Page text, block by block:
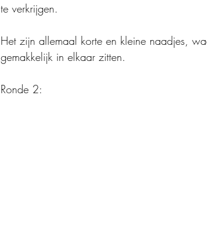
te verkrijgen.
Het zijn allemaal korte en kleine naadjes,
gemakkelijk in elkaar zitten.
Ronde 2: